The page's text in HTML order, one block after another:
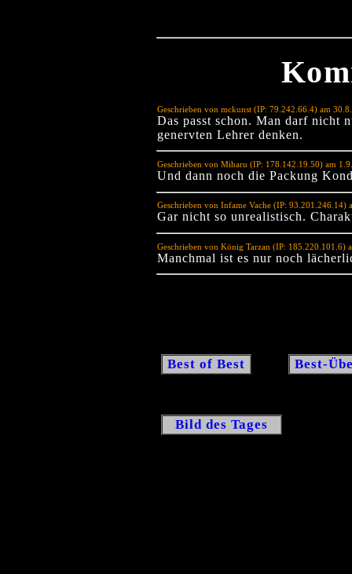
Geschrieben von mckunst (IP: 79.242.66.4) am
Das passt schon. Man darf nicht
genervten Lehrer denken.
Geschrieben von Miharu (IP: 178.142.19.50) am
Und dann noch die Packung
Geschrieben von Infame Vache (IP: 93.201.246.14)
Gar nicht so unrealistisch.
Geschrieben von König Tarzan (IP: 185.220.101.6)
Manchmal ist es nur noch
Best of Best Best-
Bild des Tages